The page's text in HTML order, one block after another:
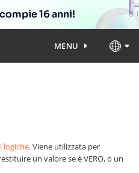
16 anni!
MENU
logiche. Viene utilizzata per
un valore se è VERO, o un